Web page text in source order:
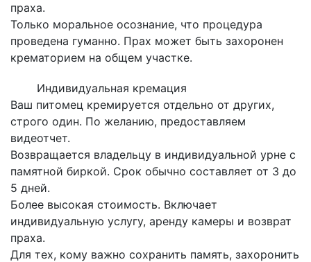
праха.
Только моральное осознание, что процедура
проведена гуманно. Прах может быть захоронен
крематорием на общем участке.
Индивидуальная кремация
Ваш питомец кремируется отдельно от других,
строго один. По желанию, предоставляем
видеотчет.
Возвращается владельцу в индивидуальной урне с
памятной биркой. Срок обычно составляет от 3 до
5 дней.
Более высокая стоимость. Включает
индивидуальную услугу, аренду камеры и возврат
праха.
Для тех, кому важно сохранить память, захоронить